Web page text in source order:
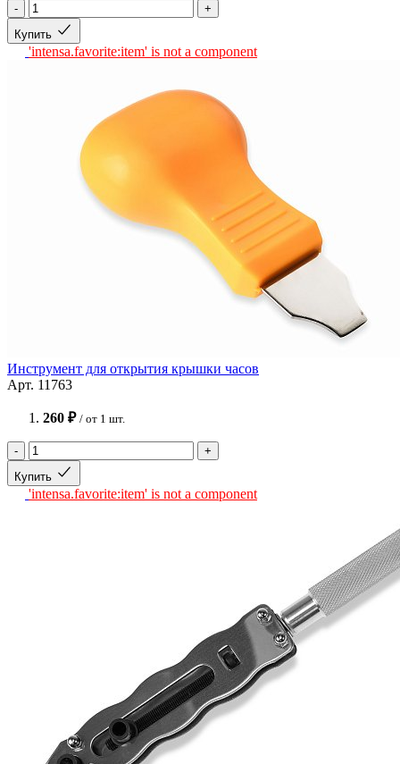
-
+
Купить
'intensa.favorite:item' is not a component
Инструмент для открытия крышки часов
Арт. 11763
260 ₽ / от 1 шт.
-
+
Купить
'intensa.favorite:item' is not a component